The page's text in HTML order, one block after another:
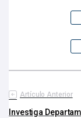
Artículo Anterior
Investiga